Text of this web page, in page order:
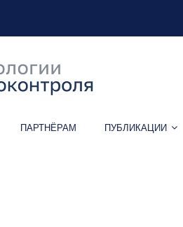
ПАРТНЁРАМ ПУБЛИКАЦИИ